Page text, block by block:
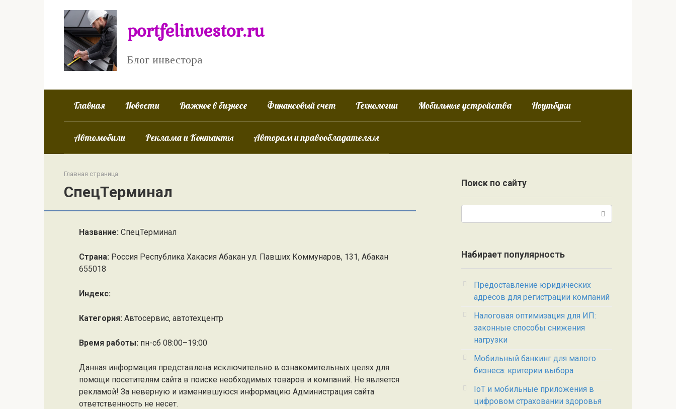
portfelinvestor.ru
Блог инвестора
Главная Новости Важное в бизнесе Финансовый счет Технологии Мобильные устройства Ноутбуки
Автомобили Реклама и Контакты Авторам и правообладателям
Главная страница
СпецТерминал
Название: СпецТерминал
Страна: Россия Республика Хакасия Абакан ул. Павших Коммунаров, 131, Абакан
655018
Индекс:
Категория: Автосервис, автотехцентр
Время работы: пн-сб 08:00–19:00
Данная информация представлена исключительно в ознакомительных целях для
помощи посетителям сайта в поиске необходимых товаров и компаний. Не является
рекламой! За неверную и изменившуюся информацию Администрация сайта
ответственность не несет.
Поиск по сайту
Набирает популярность
Предоставление юридических
адресов для регистрации компаний
Налоговая оптимизация для ИП:
законные способы снижения
нагрузки
Мобильный банкинг для малого
бизнеса: критерии выбора
IoT и мобильные приложения в
цифровом страховании здоровья